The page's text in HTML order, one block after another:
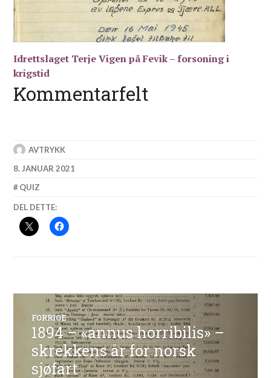
Idrettslaget Terje Vigen på Fevik – forsoning i
krigstid
Kommentarfelt
AVTRYKK
8. JANUAR 2021
QUIZ
DEL DETTE:
Innleggsnavigasjon
FORRIGE
Forrige
innlegg:
1894 – «annus horribilis» –
skrekkens år for norsk
sjøfart